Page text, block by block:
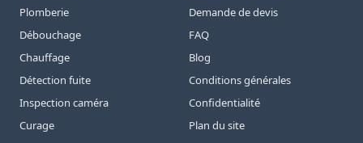
Plomberie
Débouchage
Chauffage
Détection fuite
Inspection caméra
Curage
Demande de devis
FAQ
Blog
Conditions générales
Confidentialité
Plan du site